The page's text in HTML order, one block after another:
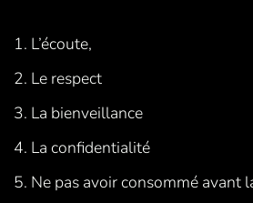
1. L’écoute,
2. Le respect
3. La bienveillance
4. La confidentialité
5. Ne pas avoir consommé avant